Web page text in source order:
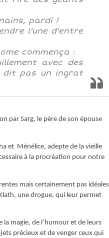
pardi !
l'une d'entre
commença :
avec des
dit pas un ingrat
par Sarg, le père de son épouse
et Ménélice, adepte de la vieille
à la procréation pour notre
mais certainement pas
une drogue, qui leur permet
la magie, de l’humour et de leurs
précieux et de venger ceux qui